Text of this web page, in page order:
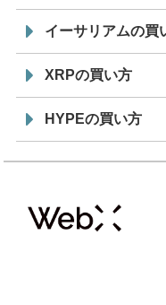
イーサリアムの買
XRPの買い方
HYPEの買い方